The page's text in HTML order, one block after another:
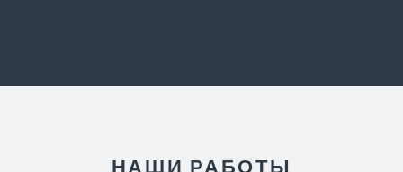
НАШИ РАБОТЫ